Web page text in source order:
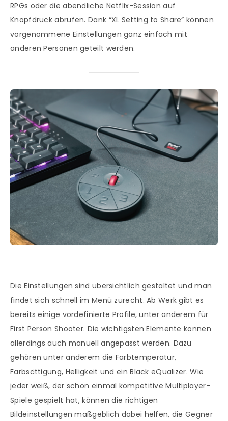
RPGs oder die abendliche Netflix-Session auf
Knopfdruck abrufen. Dank “XL Setting to Share” können
vorgenommene Einstellungen ganz einfach mit
anderen Personen geteilt werden.
Die Einstellungen sind übersichtlich gestaltet und man
findet sich schnell im Menü zurecht. Ab Werk gibt es
bereits einige vordefinierte Profile, unter anderem für
First Person Shooter. Die wichtigsten Elemente können
allerdings auch manuell angepasst werden. Dazu
gehören unter anderem die Farbtemperatur,
Farbsättigung, Helligkeit und ein Black eQualizer. Wie
jeder weiß, der schon einmal kompetitive Multiplayer-
Spiele gespielt hat, können die richtigen
Bildeinstellungen maßgeblich dabei helfen, die Gegner